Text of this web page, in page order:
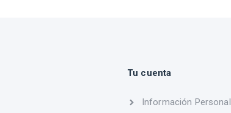
Tu cuenta
Información Personal